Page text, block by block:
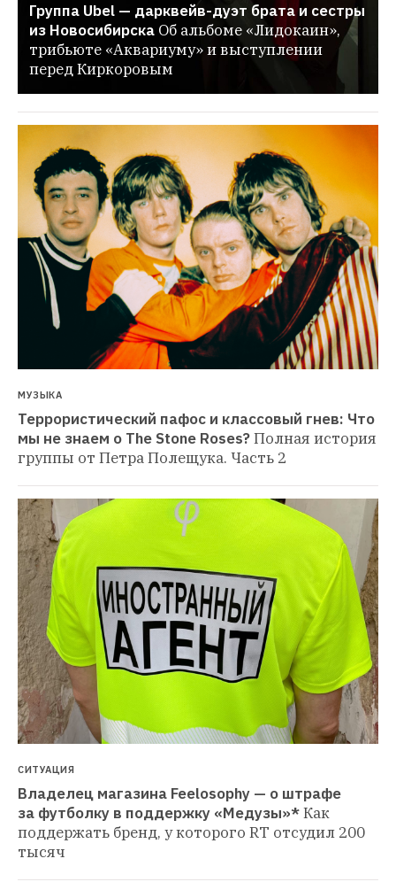
Группа Ubel — дарквейв-дуэт брата и сестры
из Новосибирска Об альбоме «Лидокаин»,
трибьюте «Аквариуму» и выступлении
перед Киркоровым
МУЗЫКА
Террористический пафос и классовый гнев: Что
мы не знаем о The Stone Roses?Полная история
группы от Петра Полещука. Часть 2
СИТУАЦИЯ
Владелец магазина Feelosophy — о штрафе
за футболку в поддержку «Медузы»*Как
поддержать бренд, у которого RT отсудил 200
тысяч